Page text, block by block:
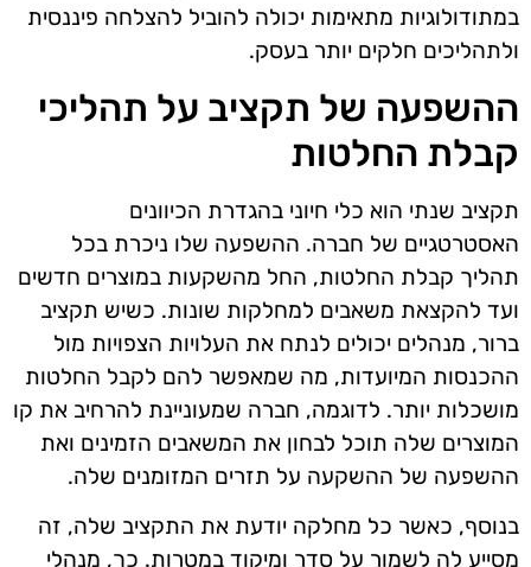
במתודולוגיות מתאימות יכולה להוביל להצלחה פיננסית
ולתהליכים חלקים יותר בעסק.
ההשפעה של תקציב על תהליכי
קבלת החלטות
תקציב שנתי הוא כלי חיוני בהגדרת הכיוונים
האסטרטגיים של חברה. ההשפעה שלו ניכרת בכל
תהליך קבלת החלטות, החל מהשקעות במוצרים חדשים
ועד להקצאת משאבים למחלקות שונות. כשיש תקציב
ברור, מנהלים יכולים לנתח את העלויות הצפויות מול
ההכנסות המיועדות, מה שמאפשר להם לקבל החלטות
מושכלות יותר. לדוגמה, חברה שמעוניינת להרחיב את קו
המוצרים שלה תוכל לבחון את המשאבים הזמינים ואת
ההשפעה של ההשקעה על תזרים המזומנים שלה.
בנוסף, כאשר כל מחלקה יודעת את התקציב שלה, זה
מסייע לה לשמור על סדר ומיקוד במטרות. כך, מנהלי